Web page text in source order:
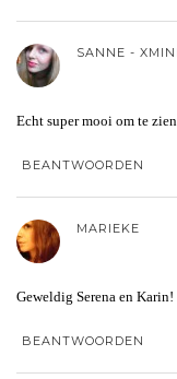
SANNE -
Echt super mooi om te
BEANTWOORDEN
MARIEKE
Geweldig Serena en Karin!
BEANTWOORDEN